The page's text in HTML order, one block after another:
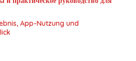
App-Nutzung und